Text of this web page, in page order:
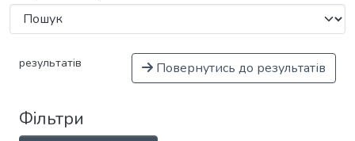
результатів Повернутись до результатів
Фільтри